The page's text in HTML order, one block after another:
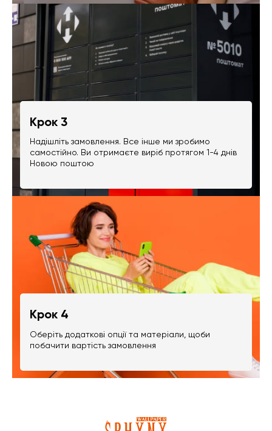
Крок 3
Надішліть замовлення. Все інше ми зробимо
самостійно. Ви отримаєте виріб протягом 1-4 днів
Новою поштою
Крок 4
Оберіть додаткові опції та матеріали, щоби
побачити вартість замовлення